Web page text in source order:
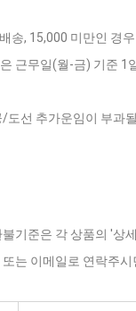
송, 15,000 미만인 경
근무일(월-금) 기준
도선 추가운임이 부과
기준은 각 상품의 '상
는 이메일로 연락주